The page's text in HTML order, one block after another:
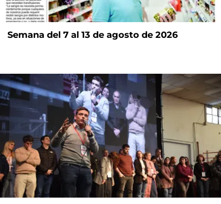
Semana del 7 al 13 de agosto de 2026